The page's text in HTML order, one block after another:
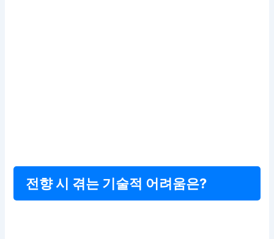
전향 시 겪는 기술적 어려움은?